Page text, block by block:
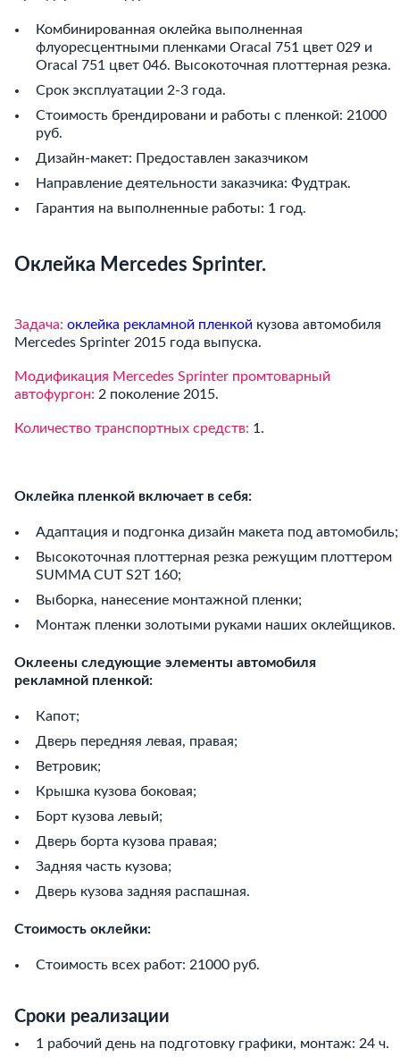
Комбинированная оклейка выполненная
флуоресцентными пленками Oracal 751 цвет 029 и
Oracal 751 цвет 046. Высокоточная плоттерная резка.
Срок эксплуатации 2-3 года.
Стоимость брендировани и работы с пленкой: 21000
руб.
Дизайн-макет: Предоставлен заказчиком
Направление деятельности заказчика: Фудтрак.
Гарантия на выполненные работы: 1 год.
Оклейка Mercedes Sprinter.
Задача: оклейка рекламной пленкой кузова автомобиля
Mercedes Sprinter 2015 года выпуска.
Модификация Mercedes Sprinter промтоварный
автофургон: 2 поколение 2015.
Количество транспортных средств: 1.
Оклейка пленкой включает в себя:
Адаптация и подгонка дизайн макета под автомобиль;
Высокоточная плоттерная резка режущим плоттером
SUMMA CUT S2T 160;
Выборка, нанесение монтажной пленки;
Монтаж пленки золотыми руками наших оклейщиков.
Оклеены следующие элементы автомобиля
рекламной пленкой:
Капот;
Дверь передняя левая, правая;
Ветровик;
Крышка кузова боковая;
Борт кузова левый;
Дверь борта кузова правая;
Задняя часть кузова;
Дверь кузова задняя распашная.
Стоимость оклейки:
Стоимость всех работ: 21000 руб.
Сроки реализации
1 рабочий день на подготовку графики, монтаж: 24 ч.